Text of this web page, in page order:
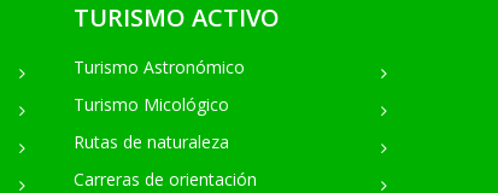
TURISMO ACTIVO
Turismo Astronómico
Turismo Micológico
Rutas de naturaleza
Carreras de orientación